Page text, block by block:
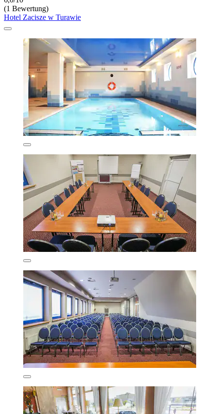
(1 Bewertung)
Hotel Zacisze w Turawie